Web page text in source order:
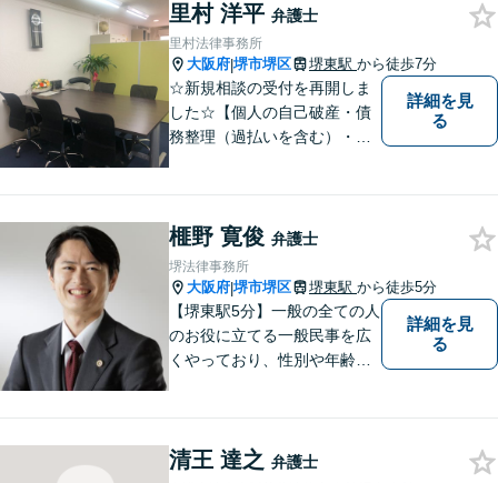
ので、家庭裁判所の事件を中
心に丁寧に対応したいと思っ
ています。
里村 洋平 弁護士
里村法律事務所
大阪府|堺市堺区 堺東駅 から徒歩7分
☆新規相談の受付を再開しま
した☆【個人の自己破産・債
務整理（過払いを含む）・法
回相談無料（特に時間制限は
ありません）】【堺東徒歩７
分】【分割払い・法テラス利
用もご相談下さい】
詳細を見
る
榧野 寛俊 弁護士
堺法律事務所
大阪府|堺市堺区 堺東駅 から徒歩5分
【堺東駅5分】一般の全ての人
のお役に立てる一般民事を広
くやっており、性別や年齢を
摯に寄り添い、困難な問題に
詳細を見
る
清王 達之 弁護士